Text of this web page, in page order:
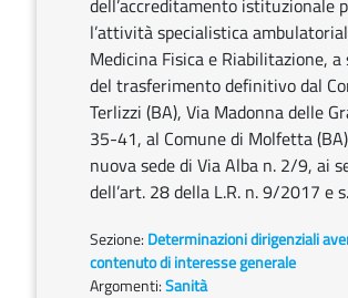
dell’accreditamento istituzionale
l’attività specialistica
Medicina Fisica e Riabilitazione,
del trasferimento definitivo dal
Terlizzi (BA), Via Madonna delle
35-41, al Comune di Molfetta
nuova sede di Via Alba n. 2/9, ai
dell’art. 28 della L.R. n. 9/2017 e
Sezione: Determinazioni dirigenziali
contenuto di interesse generale
Argomenti:Sanità